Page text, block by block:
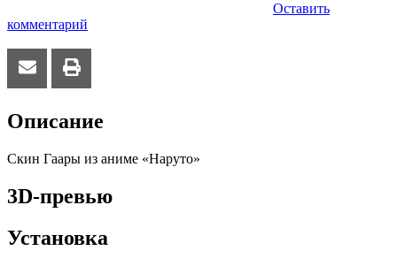
Оставить
комментарий
Описание
Скин Гаары из аниме «Наруто»
3D-превью
Установка